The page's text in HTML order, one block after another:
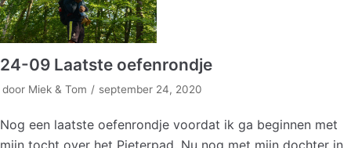
24-09 Laatste oefenrondje
door Miek & Tom september 24, 2020
Nog een laatste oefenrondje voordat ik ga beginnen met
mijn tocht over het Pieterpad. Nu nog met mijn dochter in